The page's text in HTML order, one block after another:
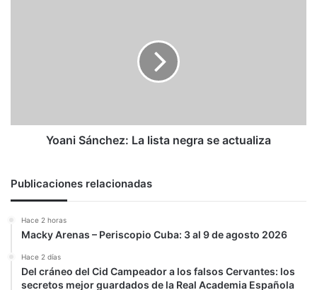
Yoani Sánchez: La lista negra se actualiza
Publicaciones relacionadas
Hace 2 horas
Macky Arenas – Periscopio Cuba: 3 al 9 de agosto 2026
Hace 2 días
Del cráneo del Cid Campeador a los falsos Cervantes: los
secretos mejor guardados de la Real Academia Española